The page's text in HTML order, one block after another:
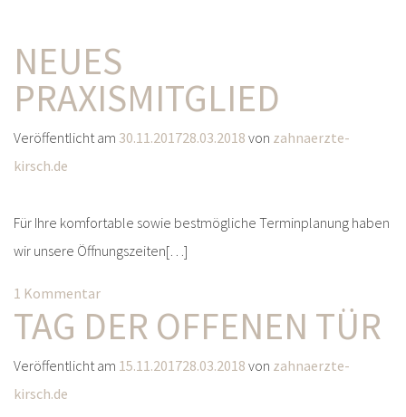
NEUES
PRAXISMITGLIED
Veröffentlicht am 30.11.201728.03.2018 von zahnaerzte-
kirsch.de
Für Ihre komfortable sowie bestmögliche Terminplanung haben
wir unsere Öffnungszeiten[…]
1 Kommentar
TAG DER OFFENEN TÜR
Veröffentlicht am 15.11.201728.03.2018 von zahnaerzte-
kirsch.de